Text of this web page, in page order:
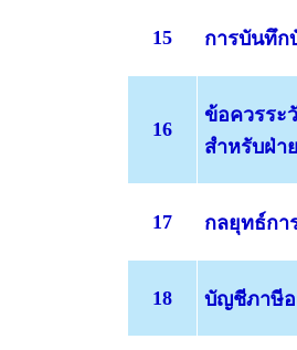
15 การบันทึก
16
ข้อควรระ
สำหรับฝ่า
17 กลยุทธ์กา
18 บัญชีภาษีอ